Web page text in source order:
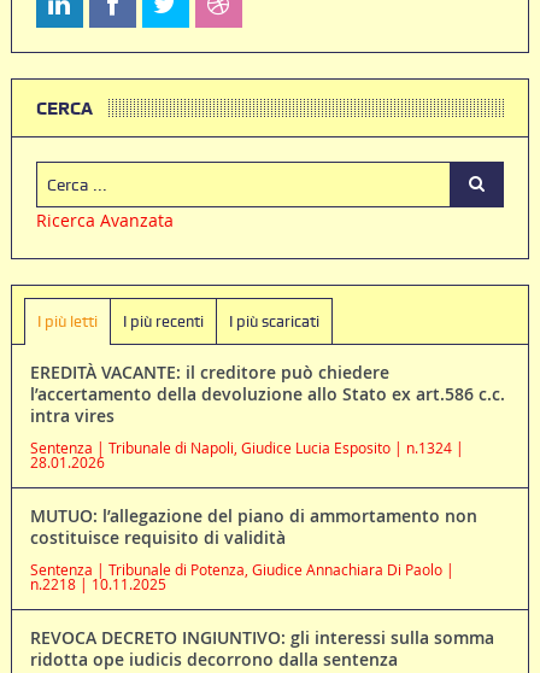
CERCA
Ricerca Avanzata
I più letti I più recenti I più scaricati
EREDITÀ VACANTE: il creditore può chiedere
l’accertamento della devoluzione allo Stato ex art.586 c.c.
intra vires
Sentenza | Tribunale di Napoli, Giudice Lucia Esposito | n.1324 |
28.01.2026
MUTUO: l’allegazione del piano di ammortamento non
costituisce requisito di validità
Sentenza | Tribunale di Potenza, Giudice Annachiara Di Paolo |
n.2218 | 10.11.2025
REVOCA DECRETO INGIUNTIVO: gli interessi sulla somma
ridotta ope iudicis decorrono dalla sentenza